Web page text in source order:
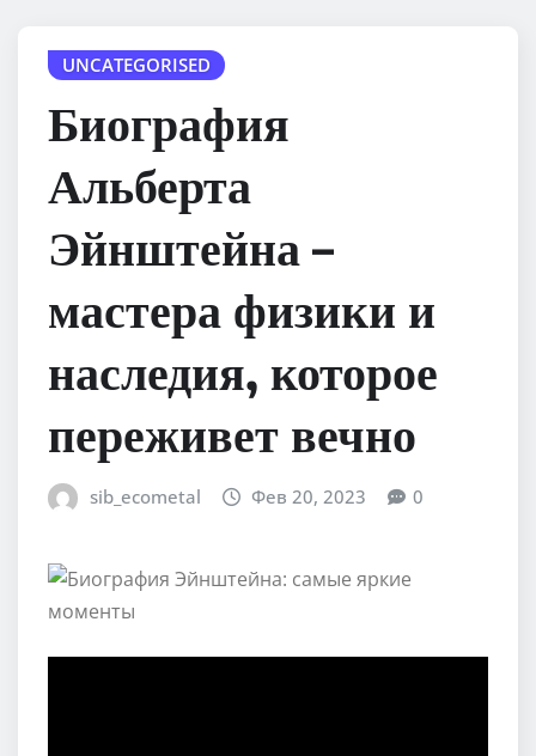
UNCATEGORISED
Биография
Альберта
Эйнштейна –
мастера физики и
наследия, которое
переживет вечно
sib_ecometal Фев 20, 2023 0